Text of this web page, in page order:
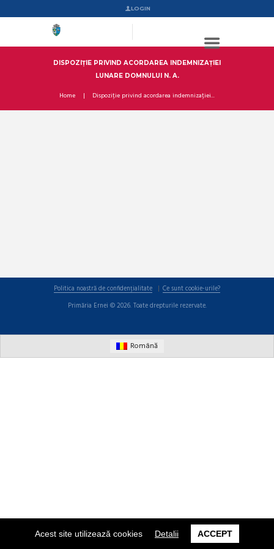
Acest site utilizează cookies Detalii ACCEPT
LOGIN
DISPOZIȚIE PRIVIND ACORDAREA INDEMNIZAȚIEI
LUNARE DOMNULUI N. A.
Home Dispoziție privind acordarea indemnizației...
Politica noastră de confidențialitate
Ce sunt cookie-urile?
Primăria Ernei © 2026. Toate drepturile rezervate.
Română